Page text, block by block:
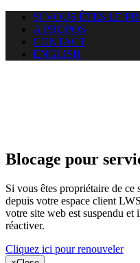
SI VOUS ÊTES LE
A PROPOS
CONTACT
ENGLISH
Blocage pour
Si vous êtes propriétaire de
depuis votre espace client
votre site web est suspendu
réactiver.
Cliquez ici pour renouveler